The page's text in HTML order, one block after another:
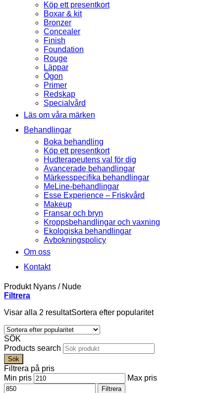
Köp ett presentkort
Boxar & kit
Bronzer
Concealer
Finish
Foundation
Rouge
Läppar
Ögon
Primer
Redskap
Specialvård
Läs om våra märken
Behandlingar
Boka behandling
Köp ett presentkort
Hudterapeutens val för dig
Avancerade behandlingar
Märkesspecifika behandlingar
MeLine-behandlingar
Esse Experience – Friskvård
Makeup
Fransar och bryn
Kroppsbehandlingar och vaxning
Ekologiska behandlingar
Avbokningspolicy
Om oss
Kontakt
Produkt Nyans /Nude
Filtrera
Visar alla 2 resultatSortera efter popularitet
SÖK
Products search
Sök
Filtrera på pris
Min pris
Max pris
Filtrera